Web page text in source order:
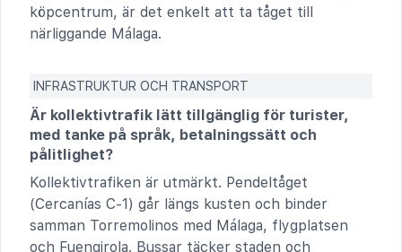
köpcentrum, är det enkelt att ta tåget till
närliggande Málaga.
INFRASTRUKTUR OCH TRANSPORT
Är kollektivtrafik lätt tillgänglig för turister,
med tanke på språk, betalningssätt och
pålitlighet?
Kollektivtrafiken är utmärkt. Pendeltåget
(Cercanías C-1) går längs kusten och binder
samman Torremolinos med Málaga, flygplatsen
och Fuengirola. Bussar täcker staden och